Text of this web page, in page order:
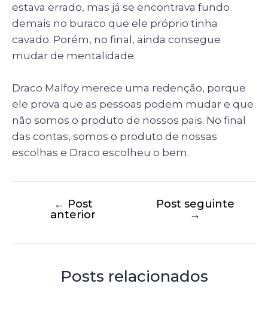
estava errado, mas já se encontrava fundo
demais no buraco que ele próprio tinha
cavado. Porém, no final, ainda consegue
mudar de mentalidade.
Draco Malfoy merece uma redenção, porque
ele prova que as pessoas podem mudar e que
não somos o produto de nossos pais. No final
das contas, somos o produto de nossas
escolhas e Draco escolheu o bem.
← Post
anterior
Post seguinte
→
Posts relacionados